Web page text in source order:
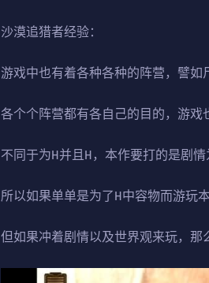
沙漠追猎者经验：
游戏中也有着各种各种的阵营，譬如
各个个阵营都有各自己的目的，游戏
不同于为H并且H，本作要打的是剧
所以如果单单是为了H中容物而游玩
但如果冲着剧情以及世界观来玩，那